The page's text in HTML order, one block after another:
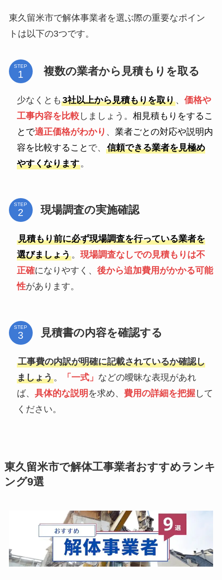
東久留米市で解体事業者を選ぶ際の重要なポイン
トは以下の3つです。
STEP 複数の業者から見積もりを取る
少なくとも 3社以上から見積もりを取り、 価格や
工事内容を比較しましょう。 相見積もりをするこ
とで適正価格がわかり 、 業者ごとの対応や説明内
容を比較すること で、 信頼できる業者を見極め
やすくなります。
STEP 現場調査の実施確認
見積もり前に必ず現場調査を行っている業者を
選びましょう。 現場調査なしでの見積もりは不
正確になりやすく、 後から追加費用がかかる可能
性があります。
STEP 見積書の内容を確認する
工事費の内訳が明確に記載されているか確認し
ましょう。 「一式」 などの曖昧な表現があれ
ば、 具体的な説明 を求め、 費用の詳細を把握して
ください。
東久留米市で解体工事業者おすすめランキ
ング9選